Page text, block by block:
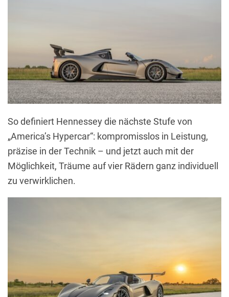
So definiert Hennessey die nächste Stufe von
„America’s Hypercar“: kompromisslos in Leistung,
präzise in der Technik – und jetzt auch mit der
Möglichkeit, Träume auf vier Rädern ganz individuell
zu verwirklichen.